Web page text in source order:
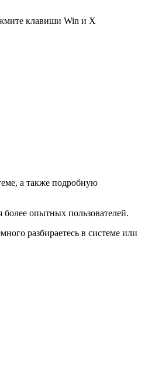
клавиши Win и X
а также подробную
опытных пользователей.
разбираетесь в системе или